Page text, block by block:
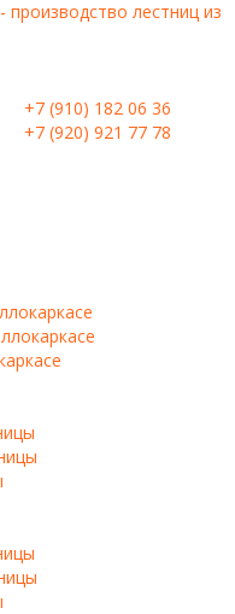
+7 (910) 182 06 36
+7 (920) 921 77 78